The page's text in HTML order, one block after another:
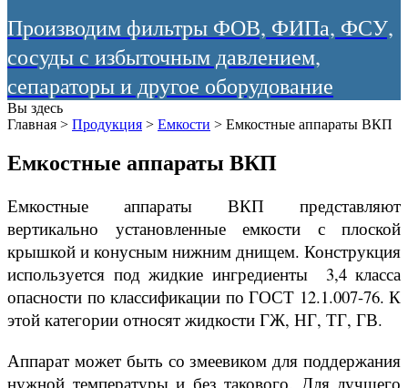
Производим фильтры ФОВ, ФИПа, ФСУ,
сосуды с избыточным давлением,
сепараторы и другое оборудование
Вы здесь
Главная > Продукция > Емкости > Емкостные аппараты ВКП
Емкостные аппараты ВКП
Емкостные аппараты ВКП представляют
вертикально установленные емкости с плоской
крышкой и конусным нижним днищем. Конструкция
используется под жидкие ингредиенты 3,4 класса
опасности по классификации по ГОСТ 12.1.007-76. К
этой категории относят жидкости ГЖ, НГ, ТГ, ГВ.
Аппарат может быть со змеевиком для поддержания
нужной температуры и без такового. Для лучшего